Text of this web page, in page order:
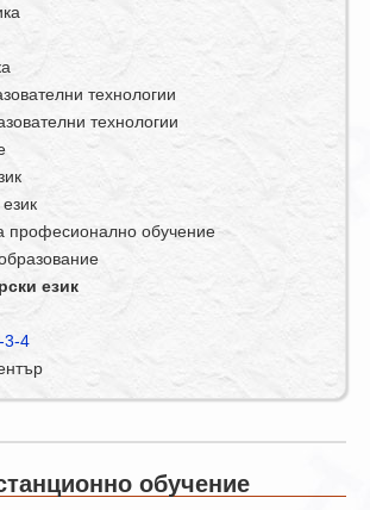
технологии
технологии
професионално обучение
език
3-4
обучение